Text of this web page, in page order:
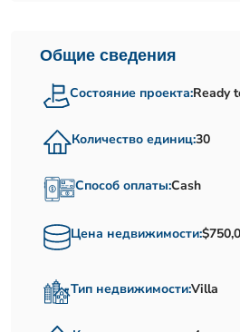
Общие сведения
Состояние проекта:Ready
Количество единиц:30
Способ оплаты:Cash
Цена недвижимости:
Тип недвижимости:Villa